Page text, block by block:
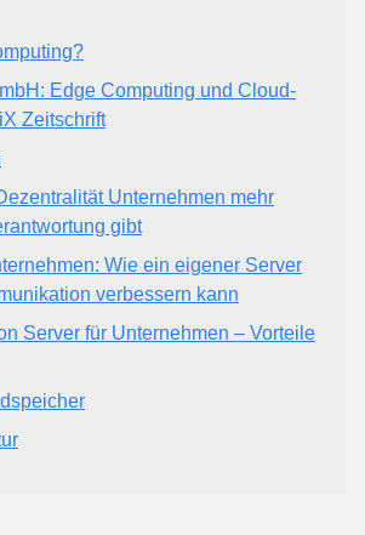
Edge Computing und Cloud-
Zeitschrift
Unternehmen mehr
gibt
Wie ein eigener Server
verbessern kann
Server für Unternehmen – Vorteile